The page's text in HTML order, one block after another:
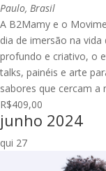
Paulo, Brasil
A B2Mamy e o
dia de imersão na
profundo e criativo, o
talks, painéis e arte
sabores que cercam
R$409,00
junho 2024
qui 27